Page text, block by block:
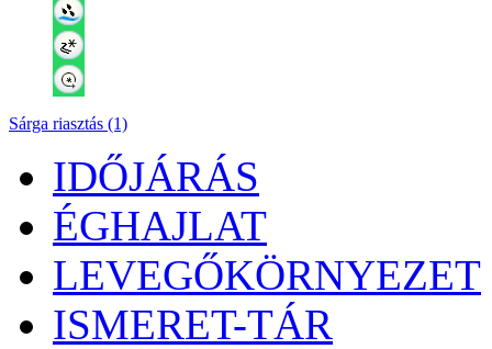
Sárga riasztás (1)
IDŐJÁRÁS
ÉGHAJLAT
LEVEGŐKÖRNYEZET
ISMERET-TÁR